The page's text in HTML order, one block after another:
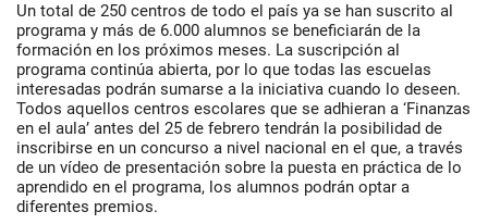
Un total de 250 centros de todo el país ya se han suscrito al
programa y más de 6.000 alumnos se beneficiarán de la
formación en los próximos meses. La suscripción al
programa continúa abierta, por lo que todas las escuelas
interesadas podrán sumarse a la iniciativa cuando lo deseen.
Todos aquellos centros escolares que se adhieran a ‘Finanzas
en el aula’ antes del 25 de febrero tendrán la posibilidad de
inscribirse en un concurso a nivel nacional en el que, a través
de un vídeo de presentación sobre la puesta en práctica de lo
aprendido en el programa, los alumnos podrán optar a
diferentes premios.